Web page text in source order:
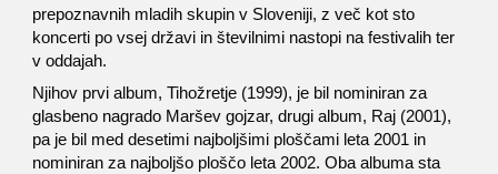
prepoznavnih mladih skupin v Sloveniji, z več kot sto
koncerti po vsej državi in številnimi nastopi na festivalih ter
v oddajah.
Njihov prvi album, Tihožretje (1999), je bil nominiran za
glasbeno nagrado Maršev gojzar, drugi album, Raj (2001),
pa je bil med desetimi najboljšimi ploščami leta 2001 in
nominiran za najboljšo ploščo leta 2002. Oba albuma sta